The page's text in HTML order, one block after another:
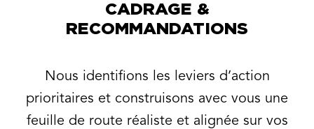
CADRAGE &
RECOMMANDATIONS
Nous identifions les leviers d’action
prioritaires et construisons avec vous une
feuille de route réaliste et alignée sur vos